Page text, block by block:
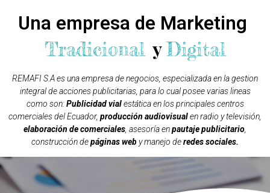
Una empresa de Marketing
Tradicional yDigital
REMAFI S.A es una empresa de negocios, especializada en la gestion
integral de acciones publicitarias, para lo cual posee varias lineas
como son:Publicidad vialestática en los principales centros
comerciales del Ecuador, producción audiovisualen radio y televisión,
elaboración de comerciales , asesoría enpautaje publicitario
construcción depáginas weby manejo deredes sociales.